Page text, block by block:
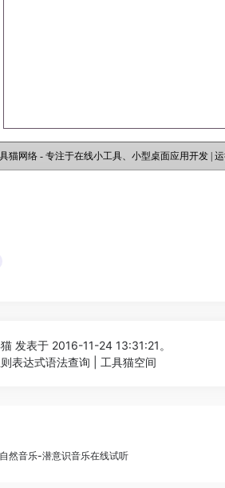
发表于 2016-11-24 13:31:21。
表达式语法查询 | 工具猫空间
然音乐-潜意识音乐在线试听